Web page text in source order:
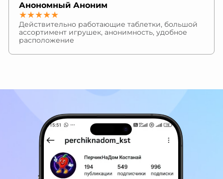
Анономный Аноним
★★★★★
Действительно работающие таблетки, большой
ассортимент игрушек, анонимность, удобное
расположение